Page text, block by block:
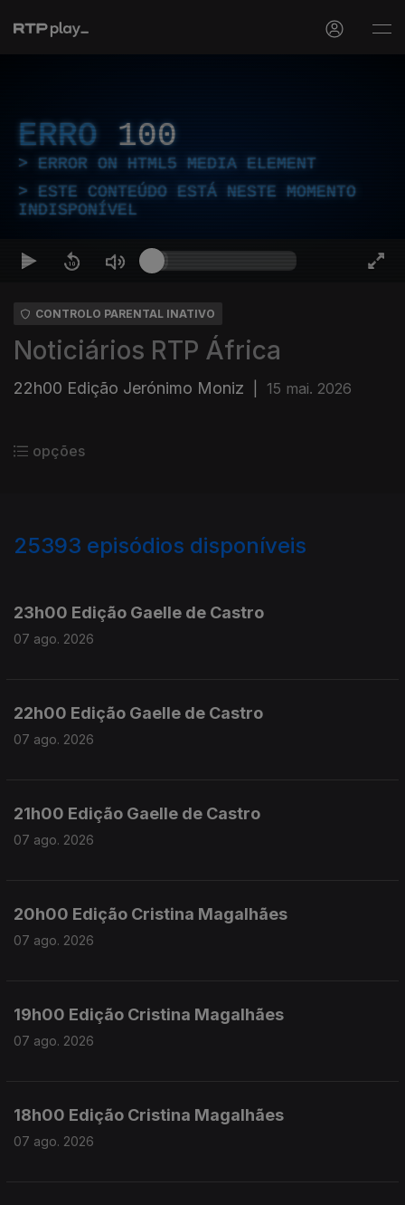
ERRO 100
ERROR ON HTML5 MEDIA ELEMENT
ESTE CONTEÚDO ESTÁ NESTE MOMENTO
INDISPONÍVEL
CONTROLO PARENTAL INATIVO
Noticiários RTP África
22h00 Edição Jerónimo Moniz 15 mai. 2026
opções
25393 episódios disponíveis
23h00 Edição Gaelle de Castro
07 ago. 2026
22h00 Edição Gaelle de Castro
07 ago. 2026
21h00 Edição Gaelle de Castro
07 ago. 2026
20h00 Edição Cristina Magalhães
07 ago. 2026
19h00 Edição Cristina Magalhães
07 ago. 2026
18h00 Edição Cristina Magalhães
07 ago. 2026